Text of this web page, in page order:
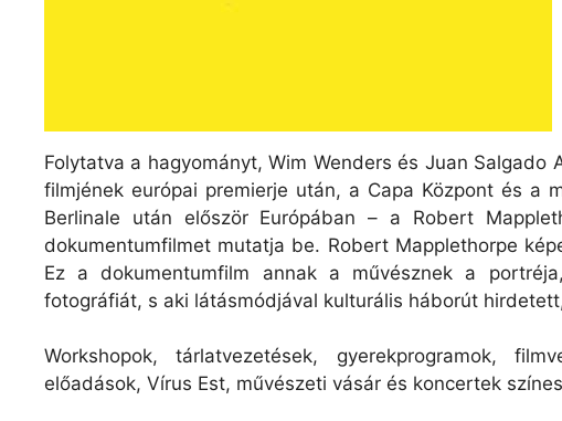
Folytatva a hagyományt, Wim Wenders és Juan
filmjének európai premierje után, a Capa Központ és a
Berlinale után először Európában – a Robert
dokumentumfilmet mutatja be. Robert Mapplethorpe
Ez a dokumentumfilm annak a művésznek a
fotográfiát, s aki látásmódjával kulturális háborút
Workshopok, tárlatvezetések, gyerekprogramok,
előadások, Vírus Est, művészeti vásár és koncertek